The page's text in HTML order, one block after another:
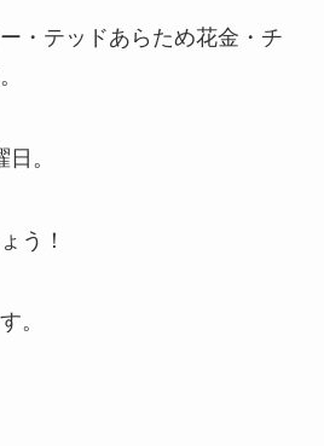
・テッドあらため花金・チ
。
う！
。